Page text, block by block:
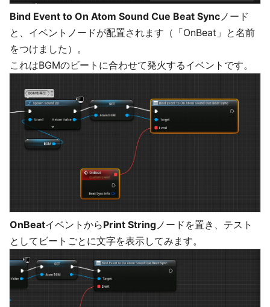
Bind Event to On Atom Sound Cue Beat Syncノード
と、イベントノードが配置されます（「OnBeat」と名前
をつけました）。
これはBGMのビートに合わせて発火するイベントです。
OnBeatイベントからPrint Stringノードを置き、テスト
としてビートごとに文字を表示してみます。